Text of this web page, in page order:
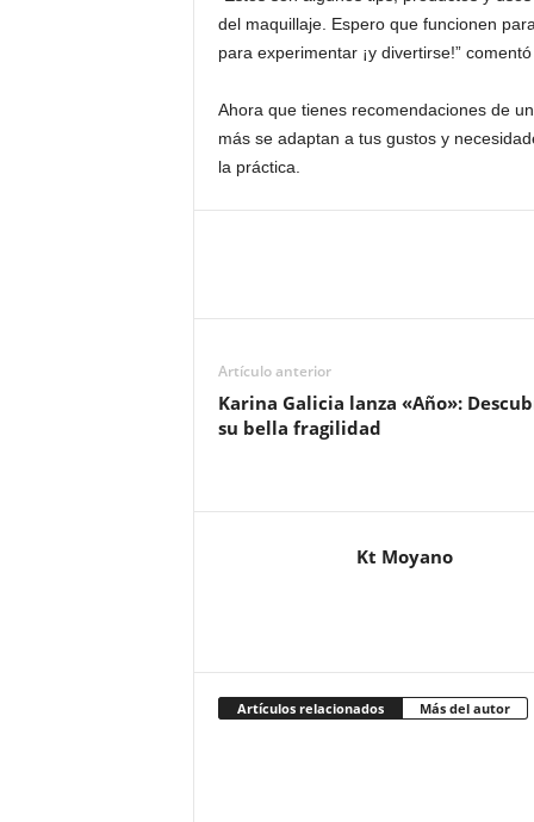
del maquillaje. Espero que funcionen
para experimentar ¡y divertirse!” comentó
Ahora que tienes recomendaciones de
más se adaptan a tus gustos y
la práctica.
Artículo anterior
Karina Galicia lanza «Año»:
su bella fragilidad
Kt Moyano
Artículos relacionados Más del autor